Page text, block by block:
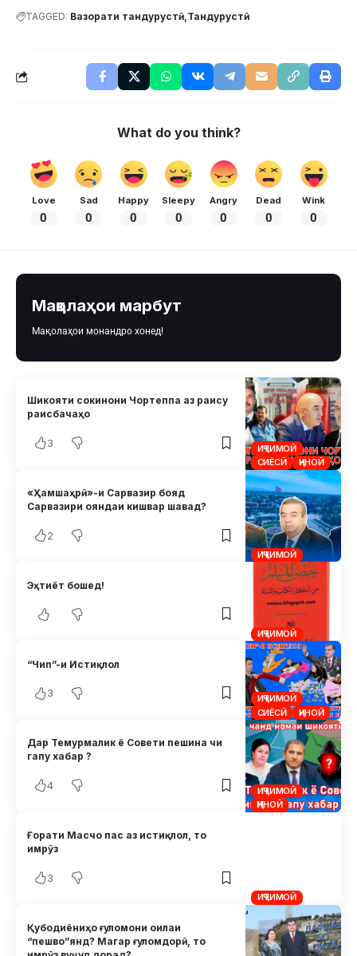
TAGGED: Вазорати тандурустӣ Тандурустӣ
What do you think?
Love
0
Sad
0
Happy
0
Sleepy
0
Angry
0
Dead
0
Wink
0
Мақолаҳои марбут
Мақолаҳои монандро хонед!
ИҶТИМОӢ
СИЁСӢ
ҶИНОӢ
Шикояти сокинони Чортеппа аз раису
раисбачаҳо
3
ИҶТИМОӢ
«Ҳамшаҳрӣ»-и Сарвазир бояд
Сарвазири ояндаи кишвар шавад?
2
ИҶТИМОӢ
Эҳтиёт бошед!
ИҶТИМОӢ
СИЁСӢ
ҶИНОӢ
“Чип”-и Истиқлол
3
ИҶТИМОӢ
ҶИНОӢ
Дар Темурмалик ё Совети пешина чи
гапу хабар ?
4
ИҶТИМОӢ
Ғорати Масчо пас аз истиқлол, то
имрӯз
3
Қубодиёниҳо ғуломони оилаи
“пешво”янд? Магар ғуломдорӣ, то